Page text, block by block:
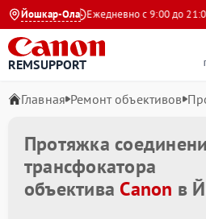
Йошкар-Ола
на Яндекс Ежедневно с 9:00 до 21:00
REMSUPPORT
Главная Ремонт объективов
Протяжка
трансфокатора
объектива Canon в